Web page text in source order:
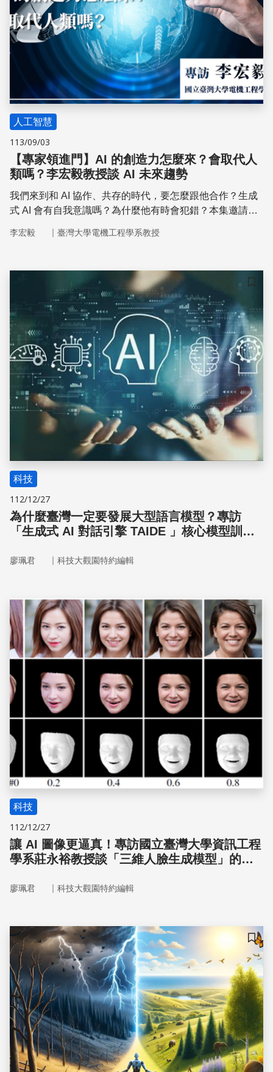
人工智慧
113/09/03
【專家領進門】AI 的創造力怎麼來？會取代人
類嗎？李宏毅教授談 AI 未來趨勢
我們來到和 AI 協作、共存的時代，要怎麼跟他合作？生成
式 AI 會有自我意識嗎？為什麼他有時會犯錯？本集邀請由
生成式 AI 的 FAQ，並分享 AI 的未來趨勢。
李宏毅 ｜ 臺灣大學電機工程學系教授
儲存
科技
112/12/27
為什麼臺灣一定要發展大型語言模型？專訪
「生成式 AI 對話引擎 TAIDE 」核心模型訓練
廖珮君 ｜ 科技大觀園特約編輯
儲存
科技
112/12/27
讓 AI 圖像更逼真！專訪國立臺灣大學資訊工程
學系莊永裕教授談「三維人臉生成模型」的應
廖珮君 ｜ 科技大觀園特約編輯
儲存